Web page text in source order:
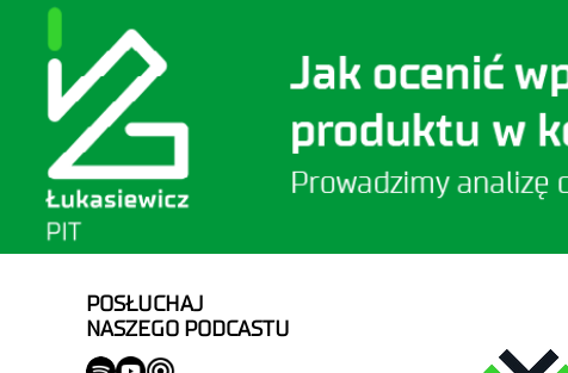
POSŁUCHAJ
NASZEGO PODCASTU